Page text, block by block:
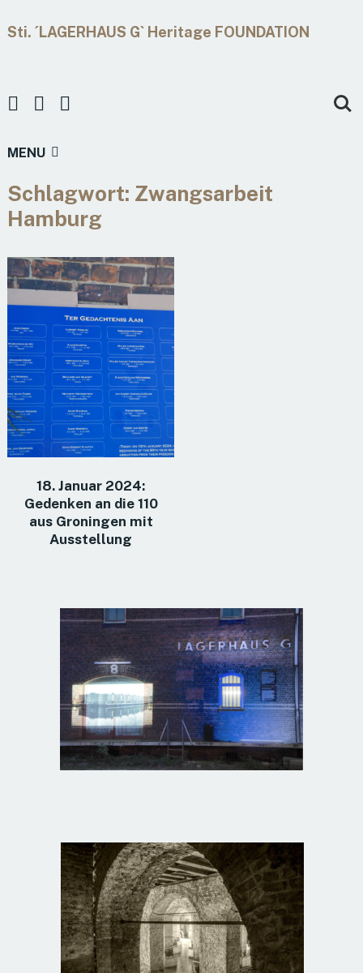
Sti. ´LAGERHAUS G` Heritage FOUNDATION
MENU
Schlagwort: Zwangsarbeit
Hamburg
18. Januar 2024:
Gedenken an die 110
aus Groningen mit
Ausstellung